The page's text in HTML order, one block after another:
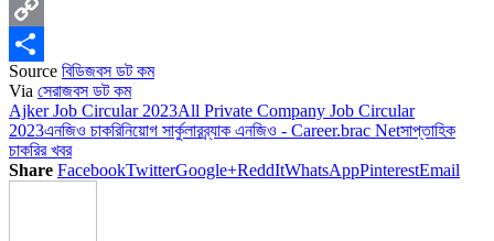
X
Copy
Link
Share
Source বিডিজবস ডট কম
Via সেরাজবস ডট কম
Ajker Job Circular 2023All Private Company Job Circular
2023এনজিও চাকরিনিয়োগ সার্কুলারব্র্যাক এনজিও - Career.brac Netসাপ্তাহিক
চাকরির খবর
Share FacebookTwitterGoogle+ReddItWhatsAppPinterestEmail